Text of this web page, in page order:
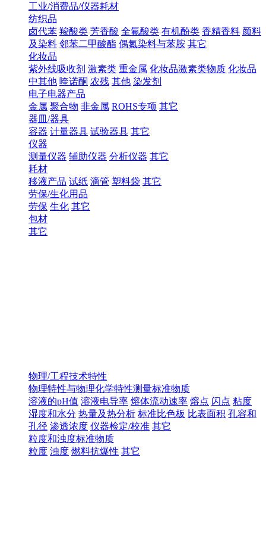
工业/消费品/仪器耗材
纺织品
卤代苯 羧酸类 芳香酸 全氟酸类 有机酚类 香精香料 颜料
及染料 邻苯二甲酸酯 偶氮染料与苯胺 其它
化妆品
紫外线吸收剂 激素类 重金属 化妆品激素类物质 化妆品
中其他 喹诺酮 农残 其他 染发剂
电子电器产品
金属 聚合物 非金属 ROHS专项 其它
器皿/器具
容器 计量器具 试验器具 其它
仪器
测量仪器 辅助仪器 分析仪器 其它
耗材
移液产品 试纸 滴管 塑料袋 其它
劳保/生化用品
劳保 生化 其它
包材
其它
物理/工程技术特性
物理特性与物理化学特性测量标准物质
溶液的pH值 溶液电导率 熔体流动速率 熔点 闪点 粘度
湿度和水分 热量及热分析 标准比色板 比表面积 孔容和
孔径 渗透浓度 仪器检定/校准 其它
粒度和浊度标准物质
粒度 浊度 燃料抗爆性 其它